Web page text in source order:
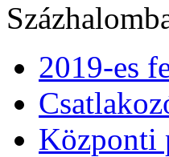
2019-es
Központi